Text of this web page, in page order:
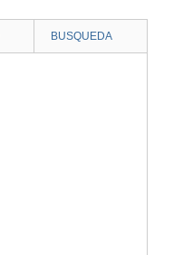
BUSQUEDA